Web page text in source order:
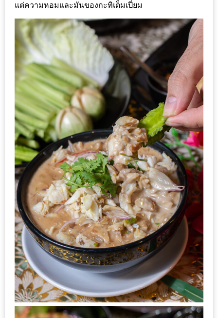
2
ท่าน
รับ
GIFT
VOUCHER
รับ
ประทาน
อาหาร
มูลค่า
1,000
บาท
ฟรี
3
รางวัล
วัน
แม่
สุด
พิเศษ
โปร
โม
ชั่น
แต่ความหอมและมันของกะทิเต็มเปี่ยม